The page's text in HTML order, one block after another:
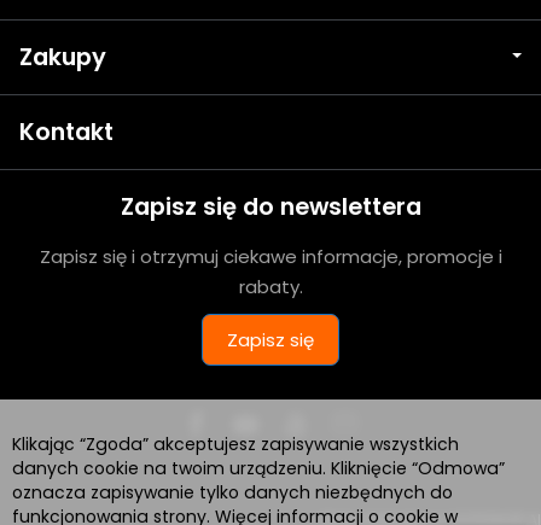
Zakupy
Kontakt
Zapisz się do newslettera
Zapisz się i otrzymuj ciekawe informacje, promocje i
rabaty.
Zapisz się
Sklep internetowy SOTESHOP AI
Klikając “Zgoda” akceptujesz zapisywanie wszystkich
danych cookie na twoim urządzeniu. Kliknięcie “Odmowa”
oznacza zapisywanie tylko danych niezbędnych do
funkcjonowania strony. Więcej informacji o cookie w